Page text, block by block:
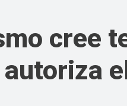
Primera
cree